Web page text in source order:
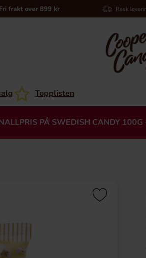
Fri frakt over 899 kr Rask
Topplisten
PÅ SWEDISH CANDY
Heading